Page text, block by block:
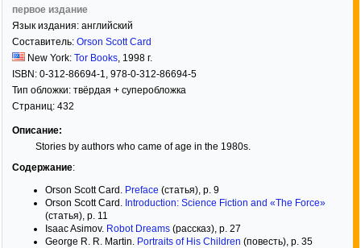
первое издание
Язык издания: английский
Составитель: Orson Scott Card
New York: Tor Books, 1998 г.
ISBN: 0-312-86694-1, 978-0-312-86694-5
Тип обложки: твёрдая + суперобложка
Страниц: 432
Описание:
Stories by authors who came of age in the 1980s.
Содержание:
Orson Scott Card. Preface (статья), p. 9
Orson Scott Card. Introduction: Science Fiction and «The Force»
(статья), p. 11
Isaac Asimov. Robot Dreams (рассказ), p. 27
George R. R. Martin. Portraits of His Children (повесть), p. 35